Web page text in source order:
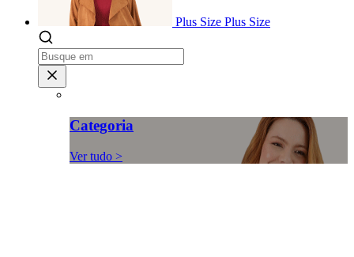
Plus Size Plus Size
Categoria
Ver tudo >